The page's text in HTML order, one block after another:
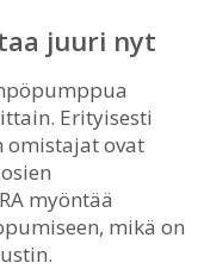
juuri nyt
Erityisesti
ovat
myöntää
mikä on